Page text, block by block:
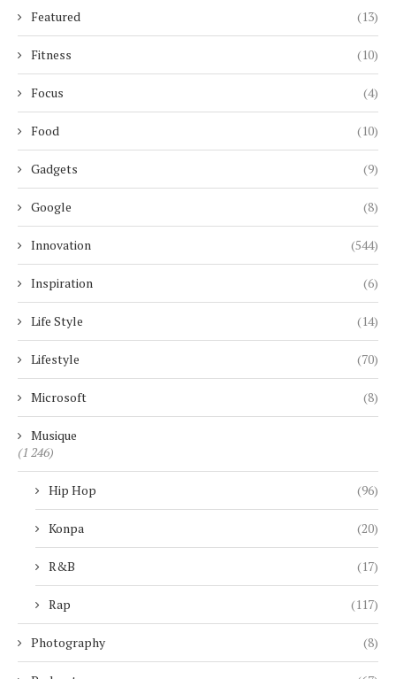
Featured (13)
Fitness (10)
Focus (4)
Food (10)
Gadgets (9)
Google (8)
Innovation (544)
Inspiration (6)
Life Style (14)
Lifestyle (70)
Microsoft (8)
Musique
(1 246)
Hip Hop (96)
Konpa (20)
R&B (17)
Rap (117)
Photography (8)